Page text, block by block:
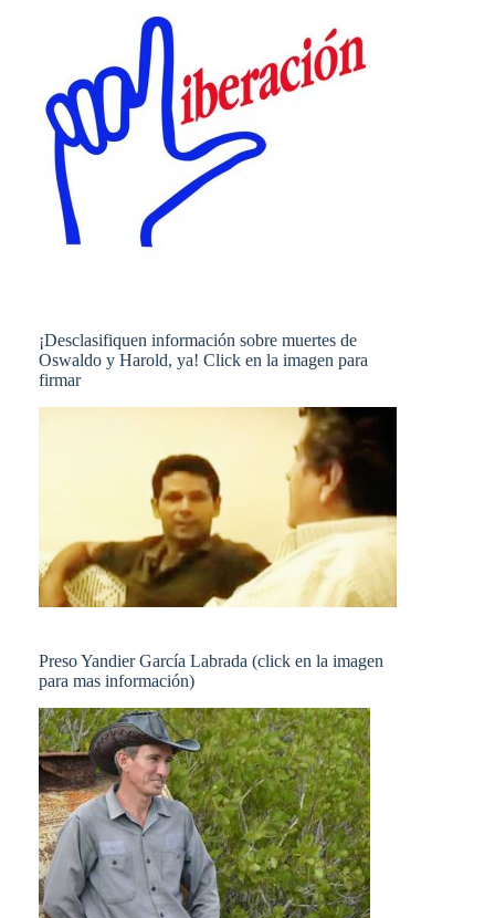
¡Desclasifiquen información sobre muertes de
Oswaldo y Harold, ya! Click en la imagen para
firmar
Preso Yandier García Labrada (click en la imagen
para mas información)